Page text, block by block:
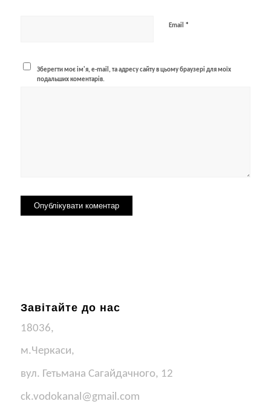
Email *
Зберегти моє ім'я, e-mail, та адресу сайту в цьому браузері для моїх
подальших коментарів.
Завітайте до нас
18036,
м.Черкаси,
вул. Гетьмана Сагайдачного, 12
ck.vodokanal@gmail.com